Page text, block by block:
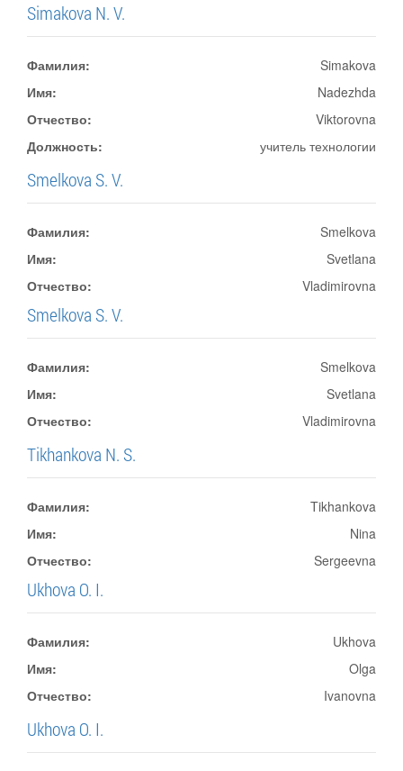
Simakova N. V.
Фамилия:
Simakova
Имя:
Nadezhda
Отчество:
Viktorovna
Должность:
учитель технологии
Smelkova S. V.
Фамилия:
Smelkova
Имя:
Svetlana
Отчество:
Vladimirovna
Smelkova S. V.
Фамилия:
Smelkova
Имя:
Svetlana
Отчество:
Vladimirovna
Tikhankova N. S.
Фамилия:
Tikhankova
Имя:
Nina
Отчество:
Sergeevna
Ukhova O. I.
Фамилия:
Ukhova
Имя:
Olga
Отчество:
Ivanovna
Ukhova O. I.